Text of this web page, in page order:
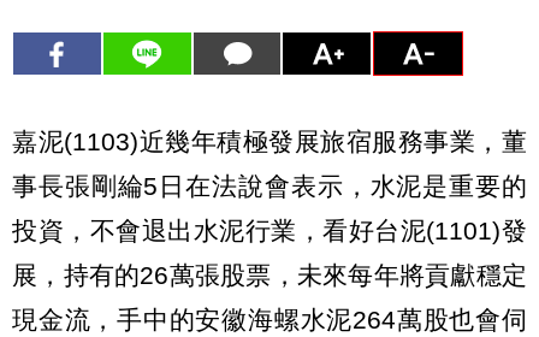
嘉泥(1103)近幾年積極發展旅宿服務事業，董
事長張剛綸5日在法說會表示，水泥是重要的
投資，不會退出水泥行業，看好台泥(1101)發
展，持有的26萬張股票，未來每年將貢獻穩定
現金流，手中的安徽海螺水泥264萬股也會伺